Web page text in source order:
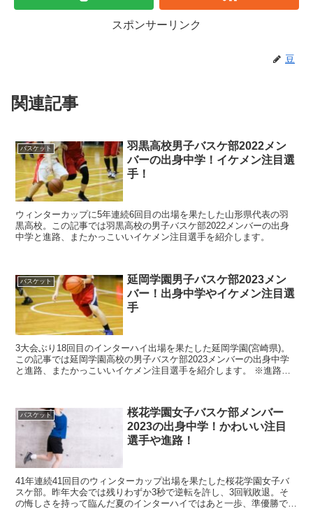
スポンサーリンク
豆
関連記事
バスケット
羽黒高校男子バスケ部2022メン
バーの出身中学！イケメン注目選
手！
ウィンターカップに5年連続6回目の出場を果たした山形県代表の羽
黒高校。この記事では羽黒高校の男子バスケ部2022メンバーの出身
中学と進路、またかっこいいイケメン注目選手を紹介します。
バスケット
延岡学園男子バスケ部2023メン
バー！出身中学やイケメン注目選
手
3大会ぶり18回目のインターハイ出場を果たした延岡学園(宮崎県)。
この記事では延岡学園高校の男子バスケ部2023メンバーの出身中学
と進路、またかっこいいイケメン注目選手を紹介します。 ※進路に
バスケット
桜花学園女子バスケ部メンバー
2023の出身中学！かわいい注目
選手や進路！
41年連続41回目のウィンターカップ出場を果たした桜花学園女子バ
スケ部。昨年大会では残りわずか3秒で逆転を許し、3回戦敗退。そ
の悔しさを持って臨んだ夏のインターハイではあと一歩、準優勝で終